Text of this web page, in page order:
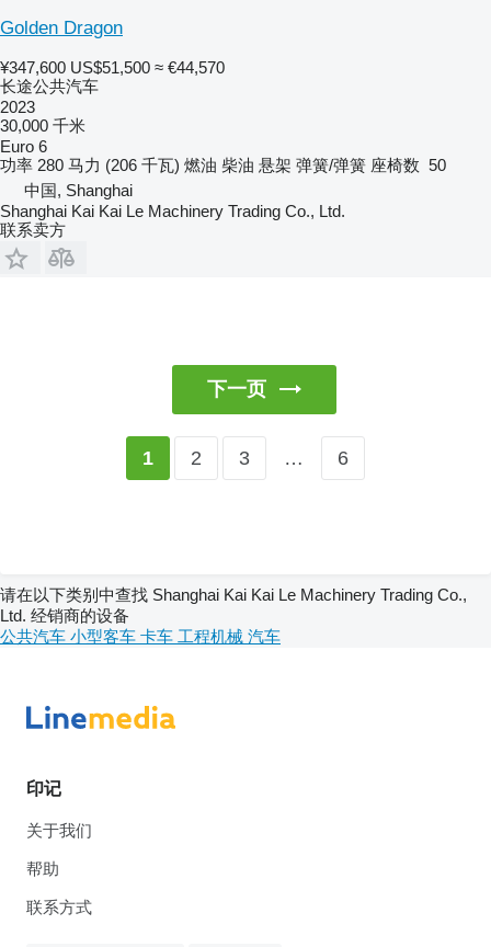
Golden Dragon
¥347,600 US$51,500 ≈ €44,570
长途公共汽车
2023
30,000 千米
Euro 6
功率 280 马力 (206 千瓦) 燃油 柴油 悬架 弹簧/弹簧 座椅数 50
中国, Shanghai
Shanghai Kai Kai Le Machinery Trading Co., Ltd.
联系卖方
下一页
1 2 3 … 6
请在以下类别中查找 Shanghai Kai Kai Le Machinery Trading Co.,
Ltd. 经销商的设备
公共汽车 小型客车 卡车 工程机械 汽车
印记
关于我们
帮助
联系方式